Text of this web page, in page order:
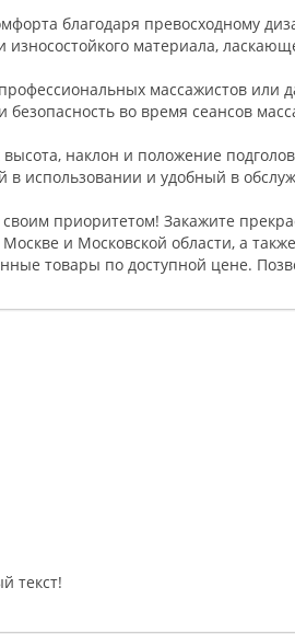
благодаря превосходному
износостойкого материала,
массажистов
безопасность во время сеансов
наклон и положение
использовании и удобный в
приоритетом! Закажите
и Московской области, а
товары по доступной цене.
текст!